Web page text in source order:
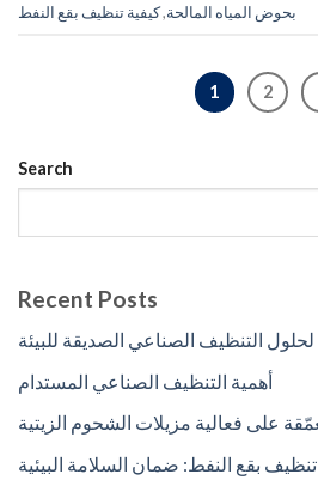
بحوض المياه المالحة,كيفية تنظيف بقع النفط
1 2
Search
Recent Posts
لحلول التنظيف الصناعي الصديقة للبيئة
أهمية التنظيف الصناعي المستدام
على فعالية مزيلات الشحوم الزيتية
بقع النفط: ضمان السلامة البيئية